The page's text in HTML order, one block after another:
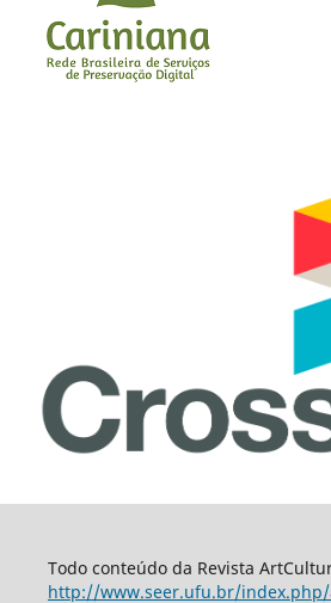
Todo conteúdo da Revista
http://www.seer.ufu.br/